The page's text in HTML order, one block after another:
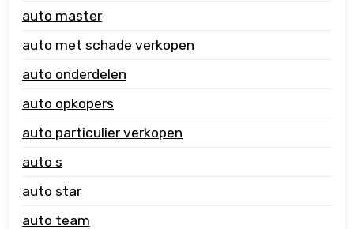
auto master
auto met schade verkopen
auto onderdelen
auto opkopers
auto particulier verkopen
auto s
auto star
auto team